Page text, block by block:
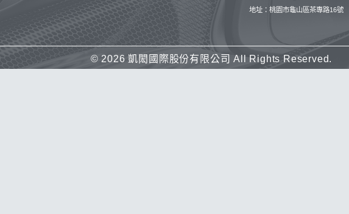
地址：桃園市龜山區茶專路16號
© 2026 凱閎國際股份有限公司 All Rights Reserved.